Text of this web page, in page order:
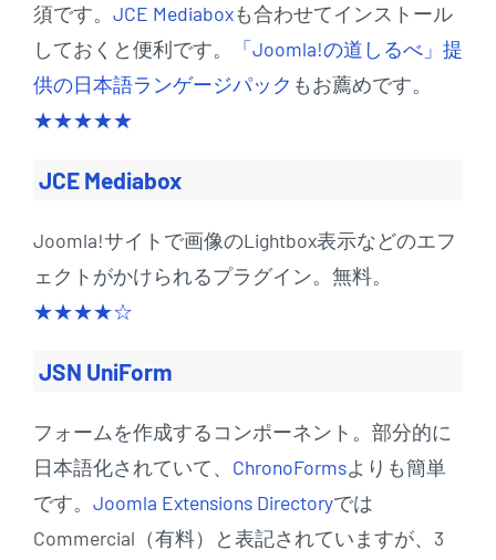
須です。 JCE Mediaboxも合わせてインストール
しておくと便利です。
「Joomla!の道しるべ」提
供の日本語ランゲージパック もお薦めです。
★★★★★
JCE Mediabox
Joomla!サイトで画像のLightbox表示などのエフ
ェクトがかけられるプラグイン。無料。
★★★★☆
JSN UniForm
フォームを作成するコンポーネント。部分的に
日本語化されていて、 ChronoFormsよりも簡単
です。 Joomla Extensions Directoryでは
Commercial（有料）と表記されていますが、3